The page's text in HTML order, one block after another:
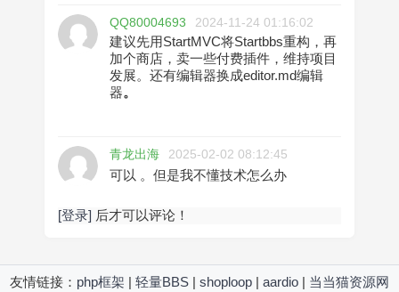
QQ80004693 2024-11-24 01:16:02
建议先用StartMVC将Startbbs重构，再
加个商店，卖一些付费插件，维持项目
发展。还有编辑器换成editor.md编辑
器。
青龙出海 2025-02-02 08:12:45
可以 。但是我不懂技术怎么办
[登录] 后才可以评论！
友情链接： php框架 | 轻量BBS | shoploop | aardio | 当当猫资源网